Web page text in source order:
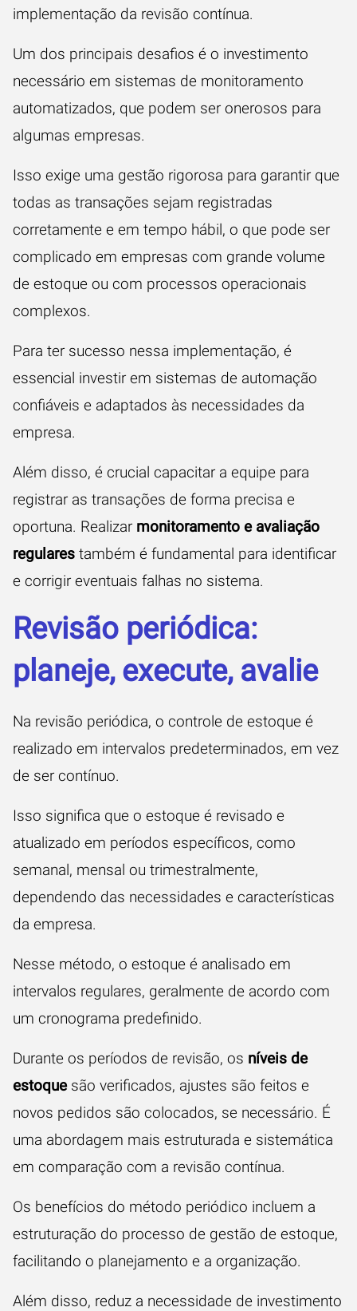
implementação da revisão contínua.
Um dos principais desafios é o investimento
necessário em sistemas de monitoramento
automatizados, que podem ser onerosos para
algumas empresas.
Isso exige uma gestão rigorosa para garantir que
todas as transações sejam registradas
corretamente e em tempo hábil, o que pode ser
complicado em empresas com grande volume
de estoque ou com processos operacionais
complexos.
Para ter sucesso nessa implementação, é
essencial investir em sistemas de automação
confiáveis e adaptados às necessidades da
empresa.
Além disso, é crucial capacitar a equipe para
registrar as transações de forma precisa e
oportuna. Realizar monitoramento e avaliação
regulares também é fundamental para identificar
e corrigir eventuais falhas no sistema.
Revisão periódica:
planeje, execute, avalie
Na revisão periódica, o controle de estoque é
realizado em intervalos predeterminados, em vez
de ser contínuo.
Isso significa que o estoque é revisado e
atualizado em períodos específicos, como
semanal, mensal ou trimestralmente,
dependendo das necessidades e características
da empresa.
Nesse método, o estoque é analisado em
intervalos regulares, geralmente de acordo com
um cronograma predefinido.
Durante os períodos de revisão, os níveis de
estoquesão verificados, ajustes são feitos e
novos pedidos são colocados, se necessário. É
uma abordagem mais estruturada e sistemática
em comparação com a revisão contínua.
Os benefícios do método periódico incluem a
estruturação do processo de gestão de estoque,
facilitando o planejamento e a organização.
Além disso, reduz a necessidade de investimento